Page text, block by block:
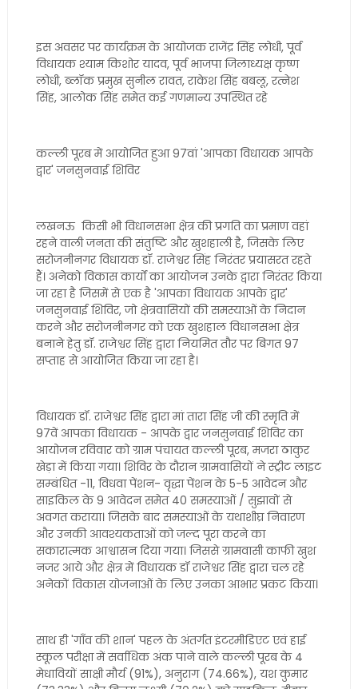
इस अवसर पर कार्यक्रम के आयोजक राजेंद्र सिंह लोधी, पूर्व
विधायक श्याम किशोर यादव, पूर्व भाजपा जिलाध्यक्ष कृष्ण
लोधी, ब्लॉक प्रमुख सुनील रावत, राकेश सिंह बबलू, रत्नेश
सिंह, आलोक सिंह समेत कई गणमान्य उपस्थित रहे
कल्ली पूरब में आयोजित हुआ 97वां 'आपका विधायक आपके
द्वार' जनसुनवाई शिविर
लखनऊ किसी भी विधानसभा क्षेत्र की प्रगति का प्रमाण वहां
रहने वाली जनता की संतुष्टि और खुशहाली है, जिसके लिए
सरोजनीनगर विधायक डॉ. राजेश्वर सिंह निरंतर प्रयासरत रहते
हैं। अनेको विकास कार्यों का आयोजन उनके द्वारा निरंतर किया
जा रहा है जिसमें से एक है 'आपका विधायक आपके द्वार'
जनसुनवाई शिविर, जो क्षेत्रवासियों की समस्याओं के निदान
करने और सरोजनीनगर को एक खुशहाल विधानसभा क्षेत्र
बनाने हेतु डॉ. राजेश्वर सिंह द्वारा नियमित तौर पर बिगत 97
सप्ताह से आयोजित किया जा रहा है।
विधायक डॉ. राजेश्वर सिंह द्वारा मां तारा सिंह जी की स्मृति में
97वें आपका विधायक - आपके द्वार जनसुनवाई शिविर का
आयोजन रविवार को ग्राम पंचायत कल्ली पूरब, मजरा ठाकुर
खेड़ा में किया गया। शिविर के दौरान ग्रामवासियों ने स्ट्रीट लाइट
सम्बंधित -11, विधवा पेंशन- वृद्धा पेंशन के 5-5 आवेदन और
साइकिल के 9 आवेदन समेत 40 समस्याओं / सुझावों से
अवगत कराया। जिसके बाद समस्याओं के यथाशीघ्र निवारण
और उनकी आवश्यकताओं को जल्द पूरा करने का
सकारात्मक आश्वासन दिया गया। जिससे ग्रामवासी काफी खुश
नजर आये और क्षेत्र में विधायक डॉ राजेश्वर सिंह द्वारा चल रहे
अनेकों विकास योजनाओं के लिए उनका आभार प्रकट किया।
साथ ही 'गाँव की शान' पहल के अंतर्गत इंटरमीडिएट एवं हाई
स्कूल परीक्षा में सर्वाधिक अंक पाने वाले कल्ली पूरब के 4
मेधावियों साक्षी मौर्य (91%), अनुराग (74.66%), यश कुमार